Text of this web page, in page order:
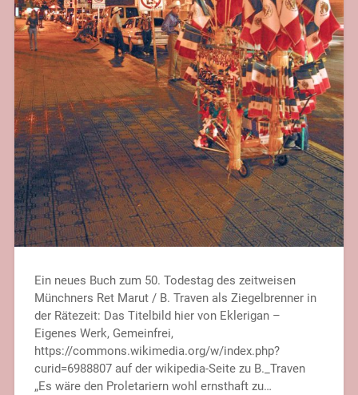
Ein neues Buch zum 50. Todestag des zeitweisen
Münchners Ret Marut / B. Traven als Ziegelbrenner in
der Rätezeit: Das Titelbild hier von Eklerigan –
Eigenes Werk, Gemeinfrei,
https://commons.wikimedia.org/w/index.php?
curid=6988807 auf der wikipedia-Seite zu B._Traven
„Es wäre den Proletariern wohl ernsthaft zu…